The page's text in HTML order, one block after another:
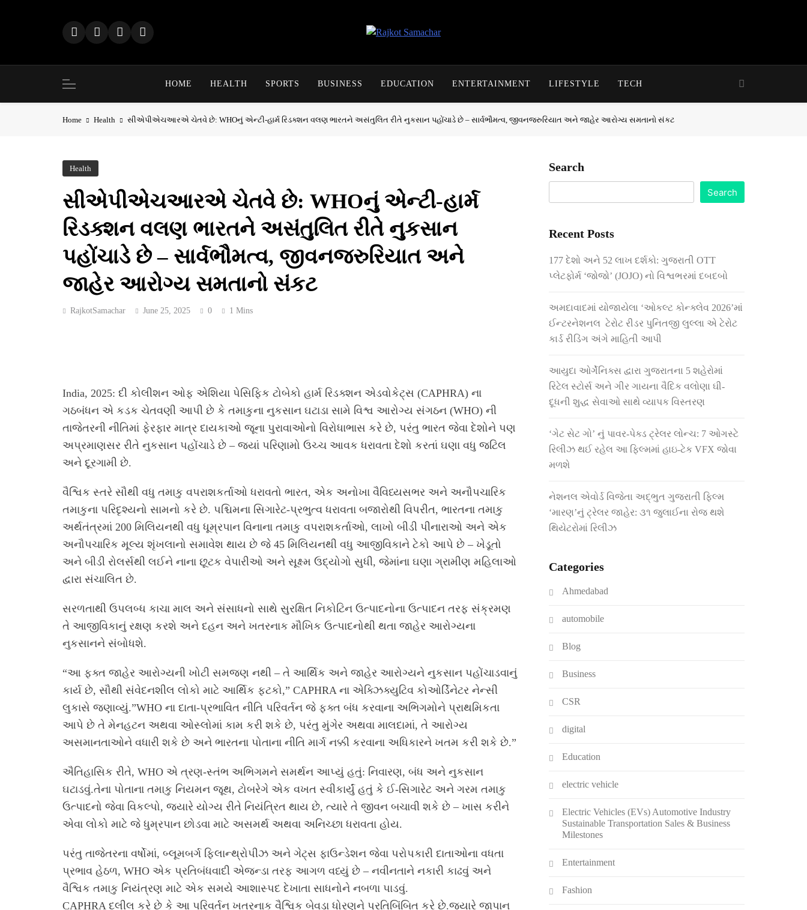
HOME HEALTH SPORTS BUSINESS EDUCATION ENTERTAINMENT LIFESTYLE TECH
Home Health સીએપીએચઆરએ ચેતવે છે: WHOનું એન્ટી-હાર્મ રિડક્શન વલણ ભારતને અસંતુલિત રીતે નુકસાન પહોંચાડે છે – સાર્વભૌમત્વ, જીવનજરુરિયાત અને જાહેર આરોગ્ય સમતાનો સંકટ
Health
સીએપીએચઆરએ ચેતવે છે: WHOનું એન્ટી-હાર્મ
રિડક્શન વલણ ભારતને અસંતુલિત રીતે નુકસાન
પહોંચાડે છે – સાર્વભૌમત્વ, જીવનજરુરિયાત અને
જાહેર આરોગ્ય સમતાનો સંકટ
RajkotSamachar June 25, 2025 0 1 Mins
India, 2025: દી કોલીશન ઓફ એશિયા પેસિફિક ટોબેકો હાર્મ રિડક્શન એડવોકેટ્સ (CAPHRA) ના
ગઠબંધન એ કડક ચેતવણી આપી છે કે તમાકુના નુકસાન ઘટાડા સામે વિશ્વ આરોગ્ય સંગઠન (WHO) ની
તાજેતરની નીતિમાં ફેરફાર માત્ર દાયકાઓ જૂના પુરાવાઓનો વિરોધાભાસ કરે છે, પરંતુ ભારત જેવા દેશોને પણ
અપ્રમાણસર રીતે નુકસાન પહોંચાડે છે – જ્યાં પરિણામો ઉચ્ચ આવક ધરાવતા દેશો કરતાં ઘણા વધુ જટિલ
અને દૂરગામી છે.
વૈશ્વિક સ્તરે સૌથી વધુ તમાકુ વપરાશકર્તાઓ ધરાવતો ભારત, એક અનોખા વૈવિધ્યસભર અને અનૌપચારિક
તમાકુના પરિદૃશ્યનો સામનો કરે છે. પશ્ચિમના સિગારેટ-પ્રભુત્વ ધરાવતા બજારોથી વિપરીત, ભારતના તમાકુ
અર્થતંત્રમાં 200 મિલિયનથી વધુ ધૂમ્રપાન વિનાના તમાકુ વપરાશકર્તાઓ, લાખો બીડી પીનારાઓ અને એક
અનૌપચારિક મૂલ્ય શૃંખલાનો સમાવેશ થાય છે જે 45 મિલિયનથી વધુ આજીવિકાને ટેકો આપે છે – ખેડૂતો
અને બીડી રોલર્સથી લઈને નાના છૂટક વેપારીઓ અને સૂક્ષ્મ ઉદ્યોગો સુધી, જેમાંના ઘણા ગ્રામીણ મહિલાઓ
દ્વારા સંચાલિત છે.
સરળતાથી ઉપલબ્ધ કાચા માલ અને સંસાધનો સાથે સુરક્ષિત નિકોટિન ઉત્પાદનોના ઉત્પાદન તરફ સંક્રમણ
તે આજીવિકાનું રક્ષણ કરશે અને દહન અને ખતરનાક મૌખિક ઉત્પાદનોથી થતા જાહેર આરોગ્યના
નુકસાનને સંબોધશે.
“આ ફક્ત જાહેર આરોગ્યની ખોટી સમજણ નથી – તે આર્થિક અને જાહેર આરોગ્યને નુકસાન પહોંચાડવાનું
કાર્ય છે, સૌથી સંવેદનશીલ લોકો માટે આર્થિક ફટકો,” CAPHRA ના એક્ઝિક્યુટિવ કોઓર્ડિનેટર નેન્સી
લુકાસે જણાવ્યું.”WHO ના દાતા-પ્રભાવિત નીતિ પરિવર્તન જે ફક્ત બંધ કરવાના અભિગમોને પ્રાથમિકતા
આપે છે તે મેનહટન અથવા ઓસ્લોમાં કામ કરી શકે છે, પરંતુ મુંગેર અથવા માલદામાં, તે આરોગ્ય
અસમાનતાઓને વધારી શકે છે અને ભારતના પોતાના નીતિ માર્ગ નક્કી કરવાના અધિકારને ખતમ કરી શકે છે.”
ઐતિહાસિક રીતે, WHO એ ત્રણ-સ્તંભ અભિગમને સમર્થન આપ્યું હતું: નિવારણ, બંધ અને નુકસાન
ઘટાડવું.તેના પોતાના તમાકુ નિયમન જૂથ, ટોબરેગે એક વખત સ્વીકાર્યું હતું કે ઈ-સિગારેટ અને ગરમ તમાકુ
ઉત્પાદનો જેવા વિકલ્પો, જ્યારે યોગ્ય રીતે નિયંત્રિત થાય છે, ત્યારે તે જીવન બચાવી શકે છે – ખાસ કરીને
એવા લોકો માટે જે ધુમ્રપાન છોડવા માટે અસમર્થ અથવા અનિચ્છા ધરાવતા હોય.
પરંતુ તાજેતરના વર્ષોમાં, બ્લૂમબર્ગ ફિલાન્થ્રોપીઝ અને ગેટ્સ ફાઉન્ડેશન જેવા પરોપકારી દાતાઓના વધતા
પ્રભાવ હેઠળ, WHO એક પ્રતિબંધવાદી એજન્ડા તરફ આગળ વધ્યું છે – નવીનતાને નકારી કાઢવું અને
વૈશ્વિક તમાકુ નિયંત્રણ માટે એક સમયે આશાસ્પદ દેખાતા સાધનોને નબળા પાડવું.
CAPHRA દલીલ કરે છે કે આ પરિવર્તન ખતરનાક વૈશ્વિક બેવડા ધોરણને પ્રતિબિંબિત કરે છે.જ્યારે જાપાન
Search
Search
Recent Posts
177 દેશો અને 52 લાખ દર્શકો: ગુજરાતી OTT
પ્લેટફોર્મ ‘જોજો’ (JOJO) નો વિશ્વભરમાં દબદબો
અમદાવાદમાં યોજાયેલા ‘ઓકલ્ટ કોન્ક્લેવ 2026’માં
ઈન્ટરનેશનલ ટેરોટ રીડર પુનિતજી લુલ્લા એ ટેરોટ
કાર્ડ રીડિંગ અંગે માહિતી આપી
આયુદા ઓર્ગેનિક્સ દ્વારા ગુજરાતના 5 શહેરોમાં
રિટેલ સ્ટોર્સ અને ગીર ગાયના વૈદિક વલોણા ઘી-
દૂધની શુદ્ધ સેવાઓ સાથે વ્યાપક વિસ્તરણ
‘ગેટ સેટ ગો’ નું પાવર-પેક્ડ ટ્રેલર લોન્ચ: 7 ઓગસ્ટે
રિલીઝ થઈ રહેલ આ ફિલ્મમાં હાઇ-ટેક VFX જોવા
મળશે
નેશનલ એવોર્ડ વિજેતા અદ્ભુત ગુજરાતી ફિલ્મ
‘મારણ’નું ટ્રેલર જાહેર: ૩૧ જુલાઈના રોજ થશે
થિયેટરોમાં રિલીઝ
Categories
Ahmedabad
automobile
Blog
Business
CSR
digital
Education
electric vehicle
Electric Vehicles (EVs) Automotive Industry
Sustainable Transportation Sales & Business
Milestones
Entertainment
Fashion